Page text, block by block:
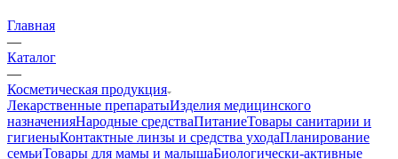
Главная
—
Каталог
—
Косметическая продукция
Лекарственные препаратыИзделия медицинского
назначенияНародные средстваПитаниеТовары санитарии и
гигиеныКонтактные линзы и средства уходаПланирование
семьиТовары для мамы и малышаБиологически-активные